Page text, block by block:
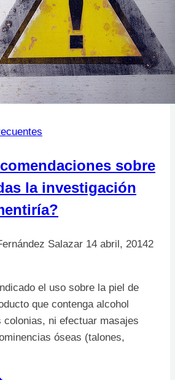
sobre
la investigación
Salazar 14 abril, 20142
el uso sobre la piel de
que contenga alcohol
colonias, ni efectuar masajes
óseas (talones,